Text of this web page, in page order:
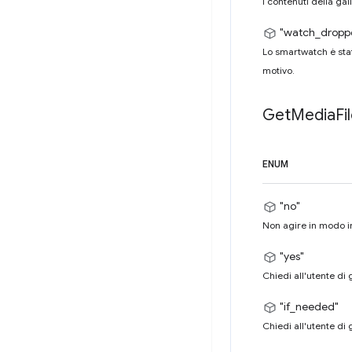
Lo smartwatch è
motivo.
GetMedia
ENUM
"no"
Non agire in modo
"yes"
Chiedi all'utente di
"if_needed"
Chiedi all'utente di